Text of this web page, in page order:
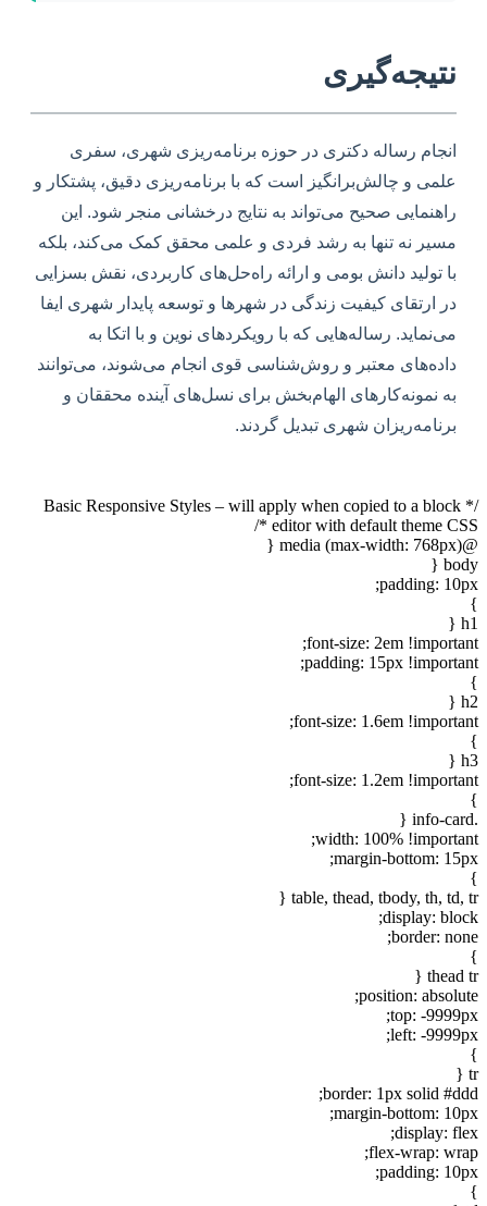
نتیجه‌گیری
انجام رساله دکتری در حوزه برنامه‌ریزی شهری، سفری
علمی و چالش‌برانگیز است که با برنامه‌ریزی دقیق، پشتکار و
راهنمایی صحیح می‌تواند به نتایج درخشانی منجر شود. این
مسیر نه تنها به رشد فردی و علمی محقق کمک می‌کند، بلکه
با تولید دانش بومی و ارائه راه‌حل‌های کاربردی، نقش بسزایی
در ارتقای کیفیت زندگی در شهرها و توسعه پایدار شهری ایفا
می‌نماید. رساله‌هایی که با رویکردهای نوین و با اتکا به
داده‌های معتبر و روش‌شناسی قوی انجام می‌شوند، می‌توانند
به نمونه‌کارهای الهام‌بخش برای نسل‌های آینده محققان و
برنامه‌ریزان شهری تبدیل گردند.
/* Basic Responsive Styles – will apply when copied to a block
editor with default theme CSS */
@media (max-width: 768px) {
body {
padding: 10px;
}
h1 {
font-size: 2em !important;
padding: 15px !important;
}
h2 {
font-size: 1.6em !important;
}
h3 {
font-size: 1.2em !important;
}
.info-card {
width: 100% !important;
margin-bottom: 15px;
}
table, thead, tbody, th, td, tr {
display: block;
border: none;
}
thead tr {
position: absolute;
top: -9999px;
left: -9999px;
}
tr {
border: 1px solid #ddd;
margin-bottom: 10px;
display: flex;
flex-wrap: wrap;
padding: 10px;
}